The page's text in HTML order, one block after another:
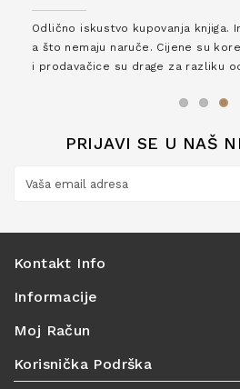
Odlično iskustvo kupovanja knjiga.
a što nemaju naruče. Cijene su
i prodavačice su drage za razliku
PRIJAVI SE U NAŠ
Kontakt Info
Informacije
Moj Račun
Korisnička Podrška